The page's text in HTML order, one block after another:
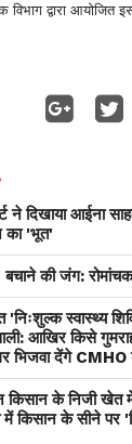
द्वारा आयोजित
ने दिखाया आईना
का 'भूत'
की जंग:
स्वास्थ्य
आखिर किसे
भिजवा देंगे
किसान के निजी
में किसान के सीने